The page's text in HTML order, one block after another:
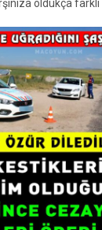
oldukça
en...